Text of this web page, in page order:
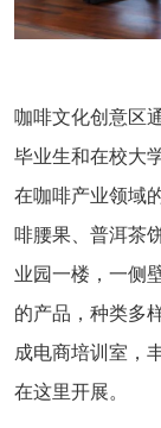
咖啡文化创意区
毕业生和在校大
在咖啡产业领域
啡腰果、普洱茶
业园一楼，一侧
的产品，种类多
成电商培训室，
在这里开展。